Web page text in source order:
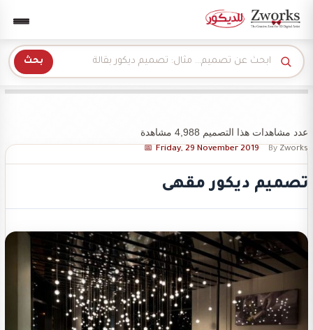
عدد مشاهدات هذا التصميم 4,988 مشاهدة
Friday, 29 November 2019 By Zworks
تصميم ديكور مقهى
Zworks للديكور
بحث